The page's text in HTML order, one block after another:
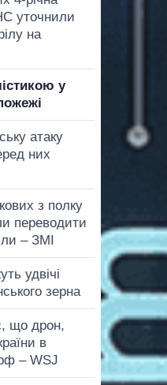
уточнили
на
у
атаку
них
з полку
переводити
– ЗМІ
удвічі
зерна
що дрон,
в
– WSJ